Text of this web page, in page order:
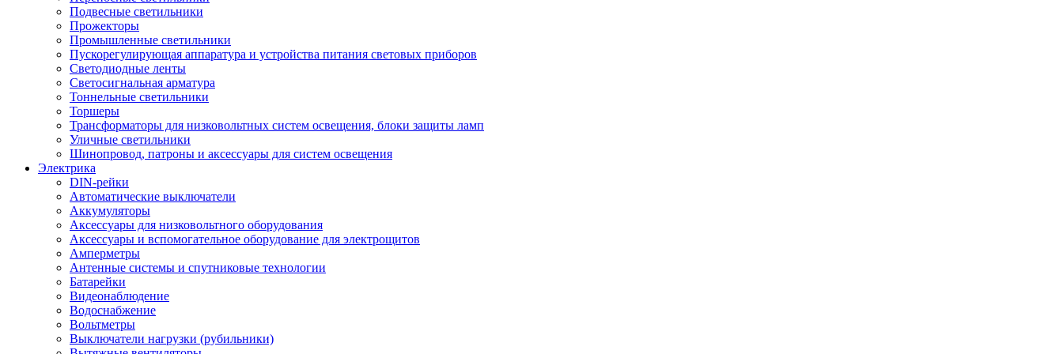
Подвесные светильники
Прожекторы
Промышленные светильники
Пускорегулирующая аппаратура и устройства питания световых приборов
Светодиодные ленты
Светосигнальная арматура
Тоннельные светильники
Торшеры
Трансформаторы для низковольтных систем освещения, блоки защиты ламп
Уличные светильники
Шинопровод, патроны и аксессуары для систем освещения
Электрика
DIN-рейки
Автоматические выключатели
Аккумуляторы
Аксессуары для низковольтного оборудования
Аксессуары и вспомогательное оборудование для электрощитов
Амперметры
Антенные системы и спутниковые технологии
Батарейки
Видеонаблюдение
Водоснабжение
Вольтметры
Выключатели нагрузки (рубильники)